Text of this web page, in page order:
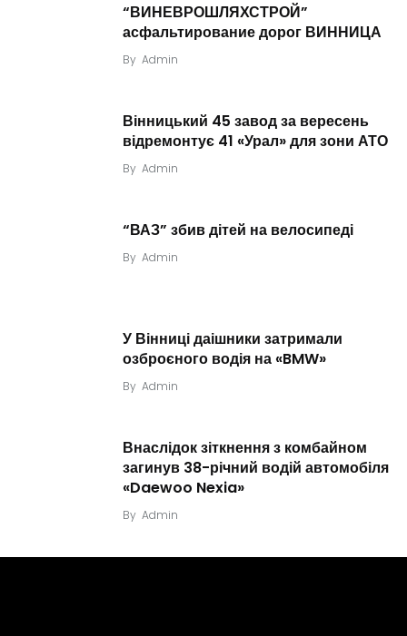
“ВИНЕВРОШЛЯХСТРОЙ”
асфальтирование дорог ВИННИЦА
By Admin
Вінницький 45 завод за вересень
відремонтує 41 «Урал» для зони АТО
By Admin
“ВАЗ” збив дітей на велосипеді
By Admin
У Вінниці даішники затримали
озброєного водія на «BMW»
By Admin
Внаслідок зіткнення з комбайном
загинув 38-річний водій автомобіля
«Daewoo Nexia»
By Admin